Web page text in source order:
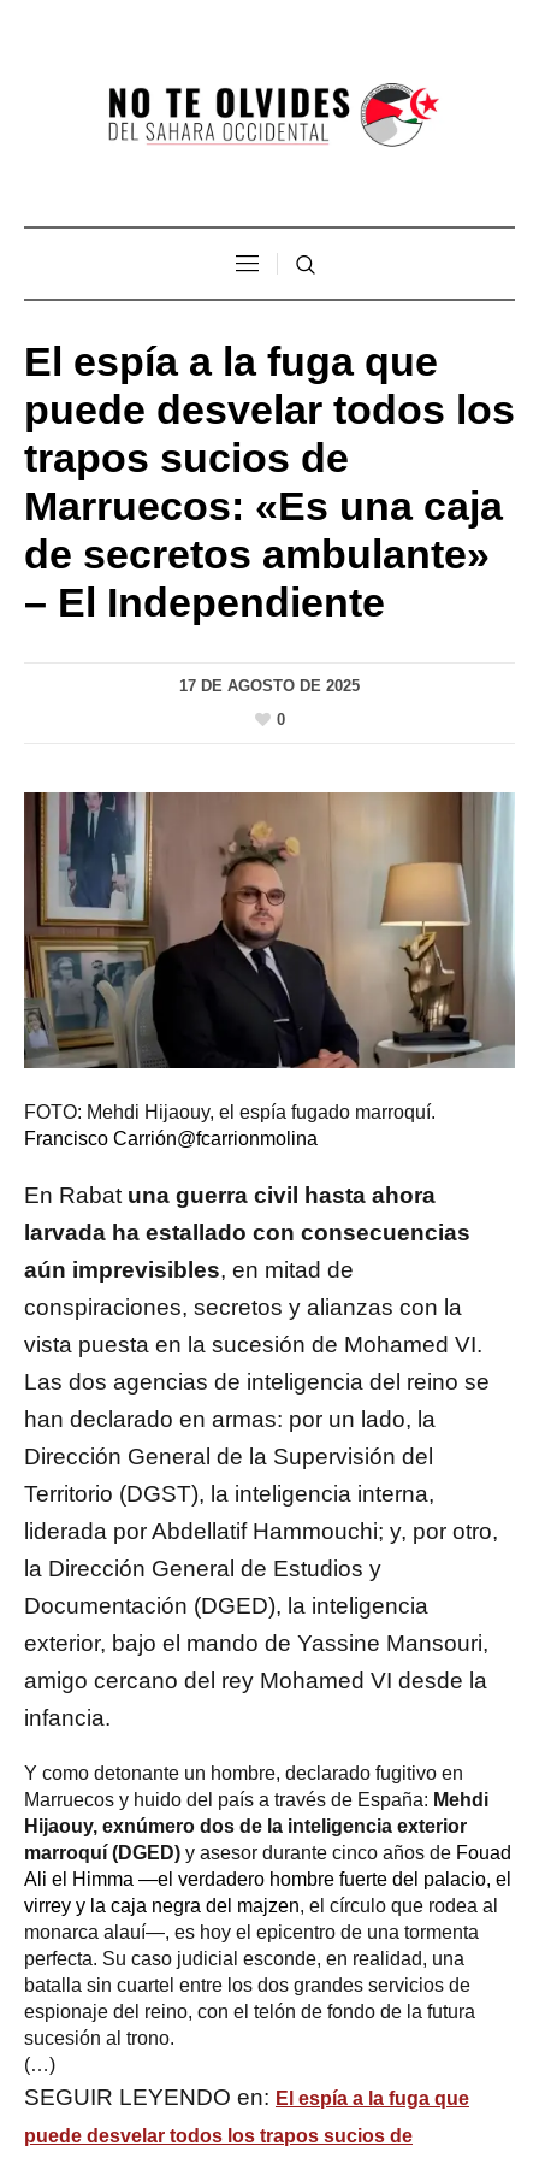
El espía a la fuga que
puede desvelar todos los
trapos sucios de
Marruecos: «Es una caja
de secretos ambulante»
– El Independiente
17 DE AGOSTO DE 2025
0
FOTO: Mehdi Hijaouy, el espía fugado marroquí.
Francisco Carrión@fcarrionmolina
En Rabat una guerra civil hasta ahora
larvada ha estallado con consecuencias
aún imprevisibles, en mitad de
conspiraciones, secretos y alianzas con la
vista puesta en la sucesión de Mohamed VI.
Las dos agencias de inteligencia del reino se
han declarado en armas: por un lado, la
Dirección General de la Supervisión del
Territorio (DGST), la inteligencia interna,
liderada por Abdellatif Hammouchi; y, por otro,
la Dirección General de Estudios y
Documentación (DGED), la inteligencia
exterior, bajo el mando de Yassine Mansouri,
amigo cercano del rey Mohamed VI desde la
infancia.
Y como detonante un hombre, declarado fugitivo en
Marruecos y huido del país a través de España: Mehdi
Hijaouy, exnúmero dos de la inteligencia exterior
marroquí (DGED) y asesor durante cinco años de Fouad
Ali el Himma —el verdadero hombre fuerte del palacio, el
virrey y la caja negra del majzen, el círculo que rodea al
monarca alauí—, es hoy el epicentro de una tormenta
perfecta. Su caso judicial esconde, en realidad, una
batalla sin cuartel entre los dos grandes servicios de
espionaje del reino, con el telón de fondo de la futura
sucesión al trono.
(…)
SEGUIR LEYENDO en: El espía a la fuga que
puede desvelar todos los trapos sucios de